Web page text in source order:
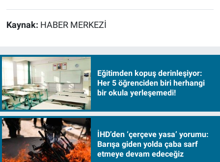
Kaynak: HABER MERKEZİ
Eğitimden kopuş derinleşiyor:
Her 5 öğrenciden biri herhangi
bir okula yerleşemedi!
İHD’den ‘çerçeve yasa’ yorumu:
Barışa giden yolda çaba sarf
etmeye devam edeceğiz